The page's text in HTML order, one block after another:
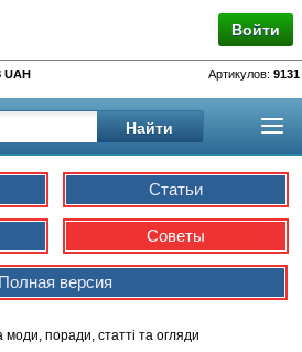
Войти
UAH Артикулов: 9131
Статьи
Советы
Полная версия
моди, поради, статті та огляди